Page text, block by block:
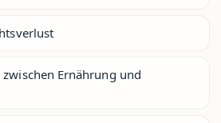
Ernährung und